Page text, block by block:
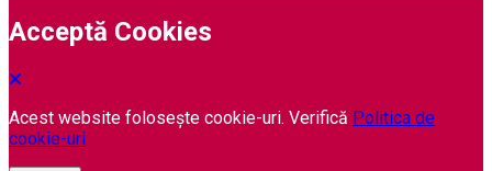
Acceptă Cookies
Acest website folosește cookie-uri. Verifică Politica de
cookie-uri